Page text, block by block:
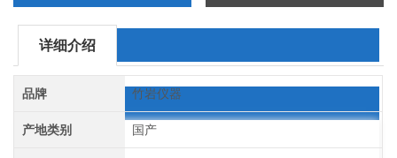
详细介绍
品牌 竹岩仪器
产地类别 国产